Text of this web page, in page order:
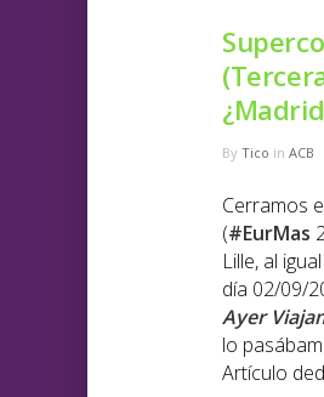
By Tico in ACB
Cerramos
(#EurMas
Lille, al
día 02/09/
Ayer
lo
Artículo